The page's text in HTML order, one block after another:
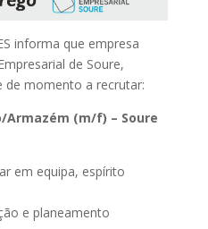
informa que empresa
de Soure,
de momento a recrutar:
Armazém (m/f) – Soure
em equipa, espírito
e planeamento